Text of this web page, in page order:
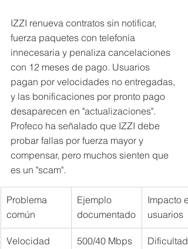
IZZI renueva contratos sin notificar,
fuerza paquetes con telefonía
innecesaria y penaliza cancelaciones
con 12 meses de pago. Usuarios
pagan por velocidades no entregadas,
y las bonificaciones por pronto pago
desaparecen en "actualizaciones".
Profeco ha señalado que IZZI debe
probar fallas por fuerza mayor y
compensar, pero muchos sienten que
es un "scam".
Problema
común
Ejemplo
documentado
Impacto
usuarios
Velocidad
500/40 Mbps
Dificultad